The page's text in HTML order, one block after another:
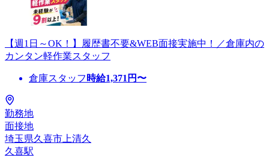
【週1日～OK！】履歴書不要&WEB面接実施中！／倉庫内の
カンタン軽作業スタッフ
倉庫スタッフ 時給1,371 円〜
勤務地
面接地
埼玉県久喜市上清久
久喜駅